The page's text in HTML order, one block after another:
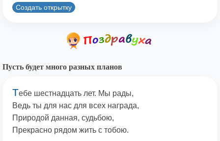
Создать открытку
Пусть будет много разных планов
Тебе шестнадцать лет. Мы рады,
Ведь ты для нас для всех награда,
Природой данная, судьбою,
Прекрасно рядом жить с тобою.